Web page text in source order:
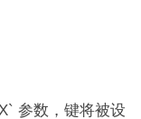
参数，键将被设